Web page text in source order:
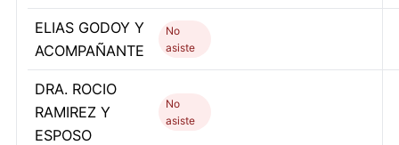
ELIAS GODOY Y
ACOMPAÑANTE
No
asiste
DRA. ROCIO
RAMIREZ Y
ESPOSO
No
asiste